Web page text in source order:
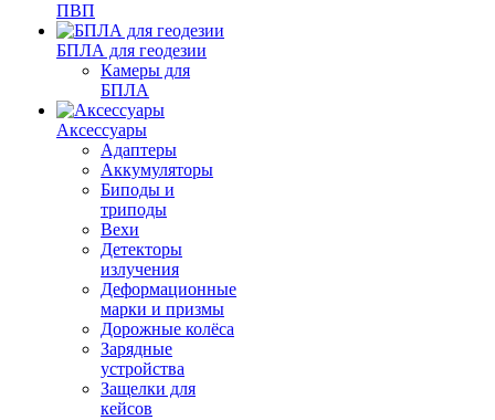
ПВП
БПЛА для геодезии
Камеры для
БПЛА
Аксессуары
Адаптеры
Аккумуляторы
Биподы и
триподы
Вехи
Детекторы
излучения
Деформационные
марки и призмы
Дорожные колёса
Зарядные
устройства
Защелки для
кейсов